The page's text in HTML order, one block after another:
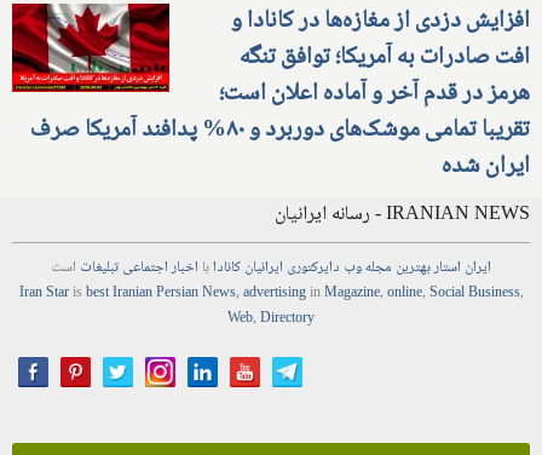
افزایش دزدی از مغازه‌ها در کانادا و
افت صادرات به آمریکا؛ توافق تنگه
هرمز در قدم آخر و آماده اعلان است؛
تقریبا تمامی موشک‌های دوربرد و ۸۰% پدافند آمریکا صرف
ایران شده
IRANIAN NEWS - رسانه ایرانیان
ایران استاربهترین مجلهوب دایرکتوری ایرانیان کانادابا اخباراجتماعیتبلیغات است
Iran Starisbest Iranian PersianNews,advertisinginMagazine,online,Social Business,
Web,Directory